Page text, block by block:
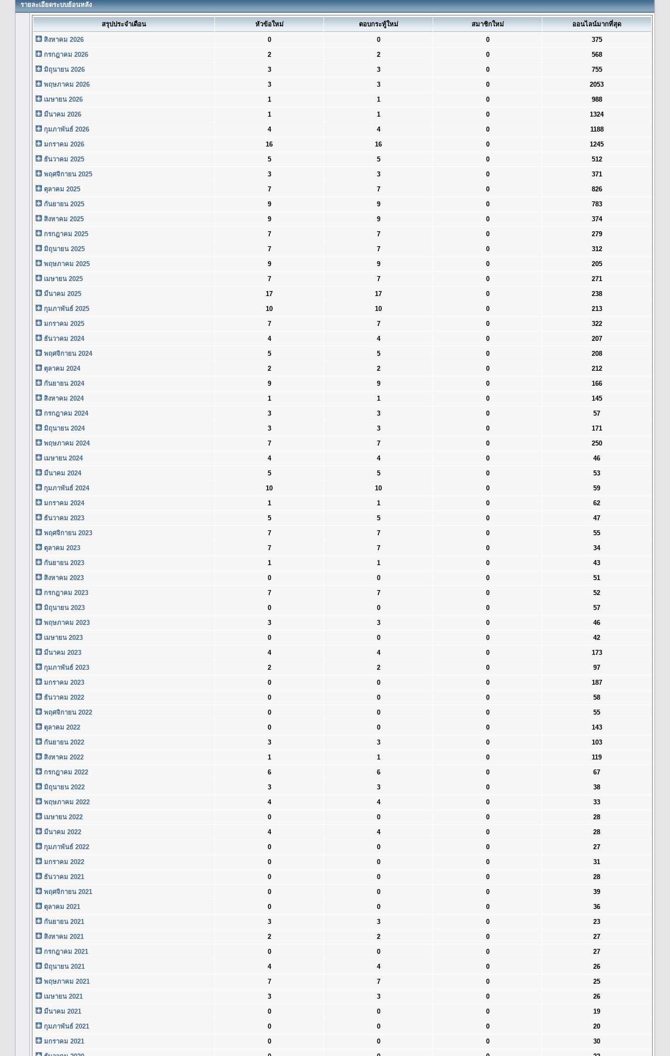
รายละเอียดระบบย้อนหลัง
สรุปประจำเดือน หัวข้อใหม่ ตอบกระทู้ใหม่ สมาชิกใหม่ ออนไลน์มากที่สุด
สิงหาคม 2026 0 0 0
375
กรกฎาคม 2026
2 2 0
568
มิถุนายน 2026
3 3 0
755
พฤษภาคม 2026
3 3 0
2053
เมษายน 2026
1 1 0
988
มีนาคม 2026
1 1 0
1324
กุมภาพันธ์ 2026
4 4 0
1188
มกราคม 2026
16 16 0
1245
ธันวาคม 2025
5 5 0
512
พฤศจิกายน 2025
3 3 0
371
ตุลาคม 2025
7 7 0
826
กันยายน 2025
9 9 0
783
สิงหาคม 2025
9 9 0
374
กรกฎาคม 2025
7 7 0
279
มิถุนายน 2025
7 7 0
312
พฤษภาคม 2025
9 9 0
205
เมษายน 2025
7 7 0
271
มีนาคม 2025
17 17 0
238
กุมภาพันธ์ 2025
10 10 0
213
มกราคม 2025
7 7 0
322
ธันวาคม 2024
4 4 0
207
พฤศจิกายน 2024
5 5 0
208
ตุลาคม 2024
2 2 0
212
กันยายน 2024
9 9 0
166
สิงหาคม 2024
1 1 0
145
กรกฎาคม 2024
3 3 0
57
มิถุนายน 2024
3 3 0
171
พฤษภาคม 2024
7 7 0
250
เมษายน 2024
4 4 0
46
มีนาคม 2024
5 5 0
53
กุมภาพันธ์ 2024
10 10 0
59
มกราคม 2024
1 1 0
62
ธันวาคม 2023
5 5 0
47
พฤศจิกายน 2023
7 7 0
55
ตุลาคม 2023
7 7 0
34
กันยายน 2023
1 1 0
43
สิงหาคม 2023
0 0 0
51
กรกฎาคม 2023
7 7 0
52
มิถุนายน 2023
0 0 0
57
พฤษภาคม 2023
3 3 0
46
เมษายน 2023
0 0 0
42
มีนาคม 2023
4 4 0
173
กุมภาพันธ์ 2023
2 2 0
97
มกราคม 2023
0 0 0
187
ธันวาคม 2022
0 0 0
58
พฤศจิกายน 2022
0 0 0
55
ตุลาคม 2022
0 0 0
143
กันยายน 2022
3 3 0
103
สิงหาคม 2022
1 1 0
119
กรกฎาคม 2022
6 6 0
67
มิถุนายน 2022
3 3 0
38
พฤษภาคม 2022
4 4 0
33
เมษายน 2022
0 0 0
28
มีนาคม 2022
4 4 0
28
กุมภาพันธ์ 2022
0 0 0
27
มกราคม 2022
0 0 0
31
ธันวาคม 2021
0 0 0
28
พฤศจิกายน 2021
0 0 0
39
ตุลาคม 2021
0 0 0
36
กันยายน 2021
3 3 0
23
สิงหาคม 2021
2 2 0
27
กรกฎาคม 2021
0 0 0
27
มิถุนายน 2021
4 4 0
26
พฤษภาคม 2021
7 7 0
25
เมษายน 2021
3 3 0
26
มีนาคม 2021
0 0 0
19
กุมภาพันธ์ 2021
0 0 0
20
มกราคม 2021
0 0 0
30